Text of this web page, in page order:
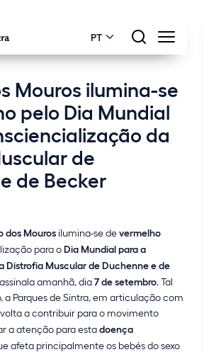
PT
Mouros ilumina-se
pelo Dia Mundial
da
de
de Becker
dos Mouros ilumina-se devermelho
para oDia Mundial para a
Distrofia Muscular de Duchenne e de
amanhã, dia7 de setembro. Tal
a Parques de Sintra, em articulação com
a contribuir para o movimento
a atenção para estadoença
afeta principalmente os bebés do sexo